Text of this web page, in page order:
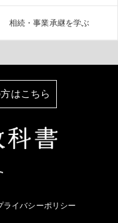
相続・事業承継を学ぶ
はこちら
ライバシーポリシー